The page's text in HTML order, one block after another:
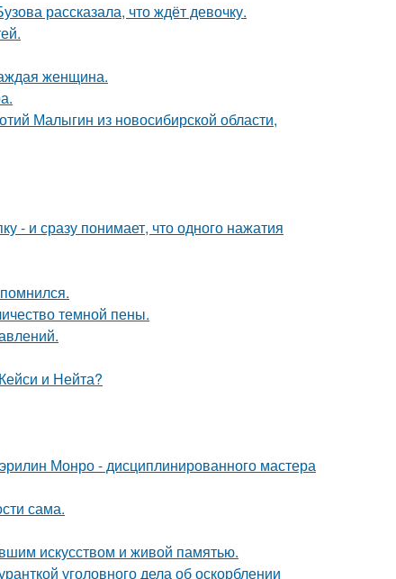
рассказала, что ждёт девочку.
женщина.
Малыгин из новосибирской области,
- и сразу понимает, что одного нажатия
темной пены.
и Нейта?
Монро - дисциплинированного мастера
сама.
искусством и живой памятью.
уголовного дела об оскорблении